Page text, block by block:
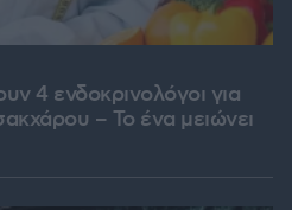
4 ενδοκρινολόγοι για
– Το ένα μειώνει